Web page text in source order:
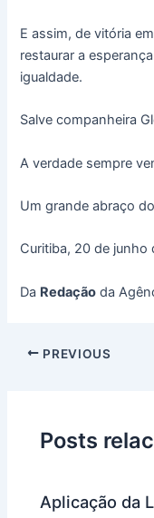
E assim, de vitória
restaurar a
igualdade.
Salve companheira
A verdade sempre
Um grande abraço
Curitiba, 20 de junho
Da Redação da
PREVIOUS
Posts
Aplicação da